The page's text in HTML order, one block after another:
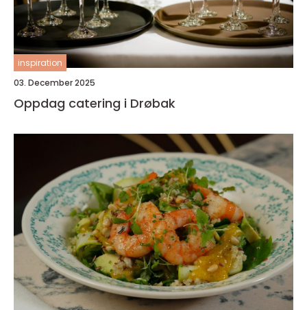
inspiration
03. December 2025
Oppdag catering i Drøbak